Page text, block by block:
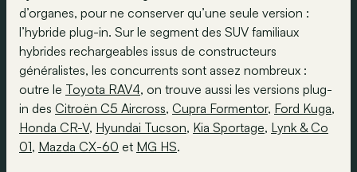
d’organes, pour ne conserver qu’une seule version :
l’hybride plug-in. Sur le segment des SUV familiaux
hybrides rechargeables issus de constructeurs
généralistes, les concurrents sont assez nombreux :
outre le Toyota RAV4, on trouve aussi les versions plug-
in des Citroën C5 Aircross, Cupra Formentor, Ford Kuga,
Honda CR-V, Hyundai Tucson, Kia Sportage, Lynk & Co
01, Mazda CX-60 et MG HS.